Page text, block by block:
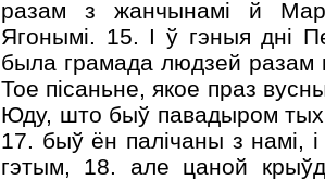
разам з жанчынамі й
Ягонымі. 15. I ў гэныя дні
была грамада людзей
Тое пісаньне, якое праз
Юду, што быў павадыром тых,
17. быў ён палічаны з намі,
гэтым, 18. але цаной